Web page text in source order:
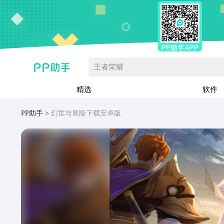
王者荣耀
精选 软件
PP助手 幻世与冒险下载安卓版